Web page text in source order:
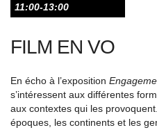
11:00-13:00
FILM EN VO
En écho à l’exposition
s’intéressent aux différentes
aux contextes qui les
époques, les continents et les